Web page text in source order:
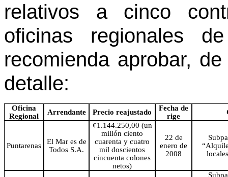
relativos a cinco
oficinas regionales
recomienda aprobar,
detalle:
Oficina
Regional
Arrendante Precio reajustado
Fecha de
rige
Puntarenas
El Mar es de
Todos S.A.
¢1.144.250,00 (un
millón ciento
cuarenta y cuatro
mil doscientos
cincuenta colones
netos)
22 de
enero de
2008